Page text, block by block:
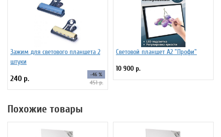
Зажим для светового планшета 2
штуки
240 р. -46 %
451 р.
Световой планшет А2 "Профи"
10 900 р.
Похожие товары